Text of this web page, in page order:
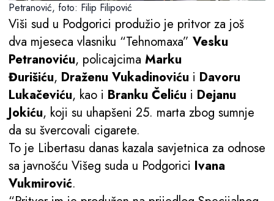
Petranović, foto: Filip Filipović
Viši sud u Podgorici produžio je pritvor za još
dva mjeseca vlasniku “Tehnomaxa” Vesku
Petranoviću, policajcima Marku
Đurišiću, Draženu Vukadinoviću i Davoru
Lukačeviću, kao i Branku Čeliću i Dejanu
Jokiću, koji su uhapšeni 25. marta zbog sumnje
da su švercovali cigarete.
To je Libertasu danas kazala savjetnica za odnose
sa javnošću Višeg suda u Podgorici Ivana
Vukmirović.